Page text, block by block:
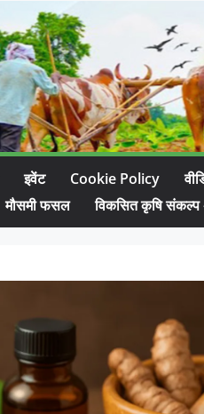
इवेंट Cookie Policy
मौसमी फसल
विकसित कृषि संकल्प